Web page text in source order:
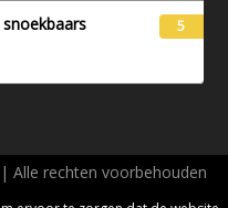
5
Alle rechten voorbehouden